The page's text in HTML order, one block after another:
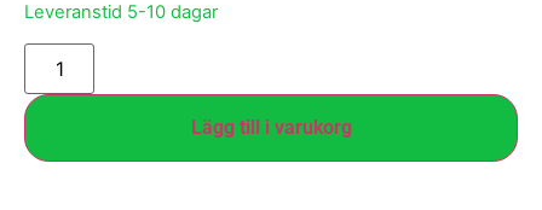
Leveranstid 5-10 dagar
Lägg till i varukorg